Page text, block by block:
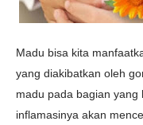
Madu bisa kita
yang diakibatkan oleh
madu pada bagian
inflamasinya akan